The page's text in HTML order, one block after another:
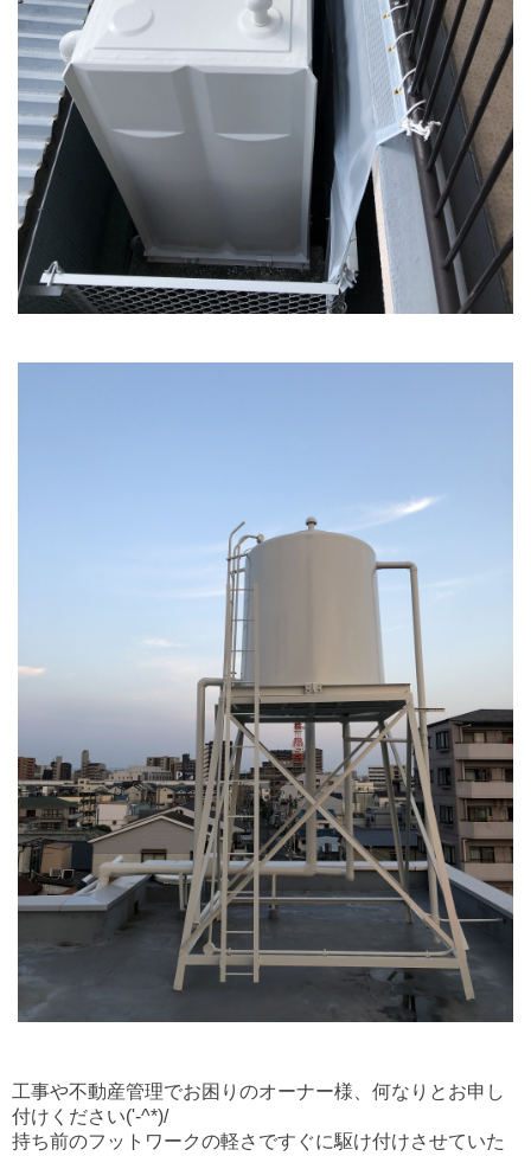
工事や不動産管理でお困りのオーナー様、何なりとお申し
付けください('-^*)/
持ち前のフットワークの軽さですぐに駆け付けさせていた